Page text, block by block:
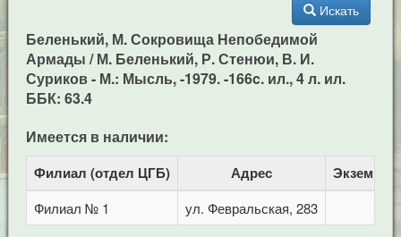
Искать
Беленький, М. Сокровища Непобедимой
Армады / М. Беленький, Р. Стенюи, В. И.
Суриков - М.: Мысль, -1979. -166c. ил., 4 л. ил.
ББК: 63.4
Имеется в наличии:
Филиал (отдел ЦГБ) Адрес
Филиал № 1 ул. Февральская, 283